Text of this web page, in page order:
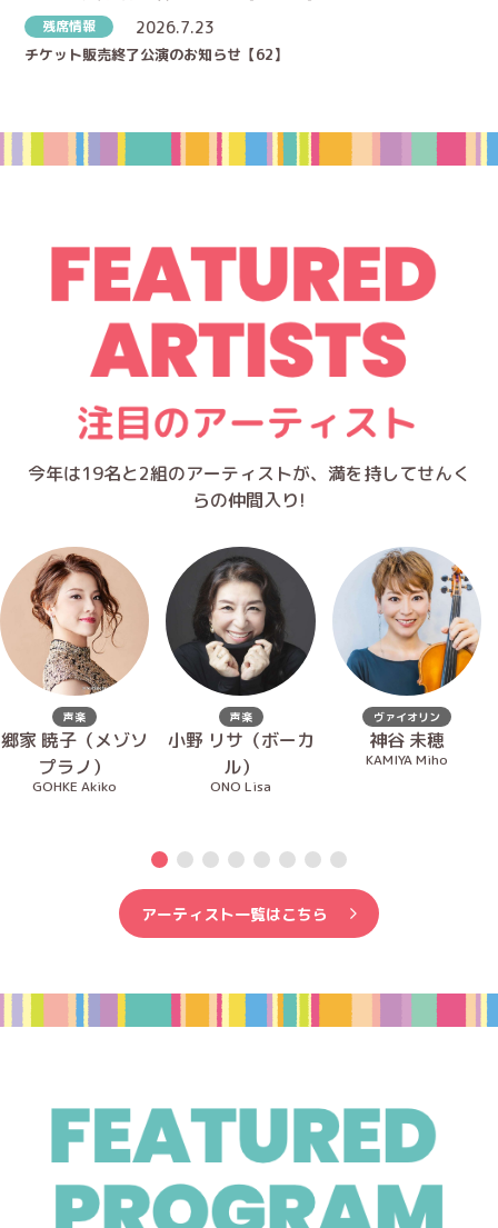
2026.7.23
残席情報
チケット販売終了公演のお知らせ【62】
今年は19名と2組のアーティストが、満を持してせんく
らの仲間入り!
郷家 暁子（メゾソ
プラノ）
GOHKE Akiko
声楽
小野 リサ（ボーカ
ル）
ONO Lisa
声楽
神谷 未穂
KAMIYA Miho
ヴァイオリン
アーティスト一覧はこちら